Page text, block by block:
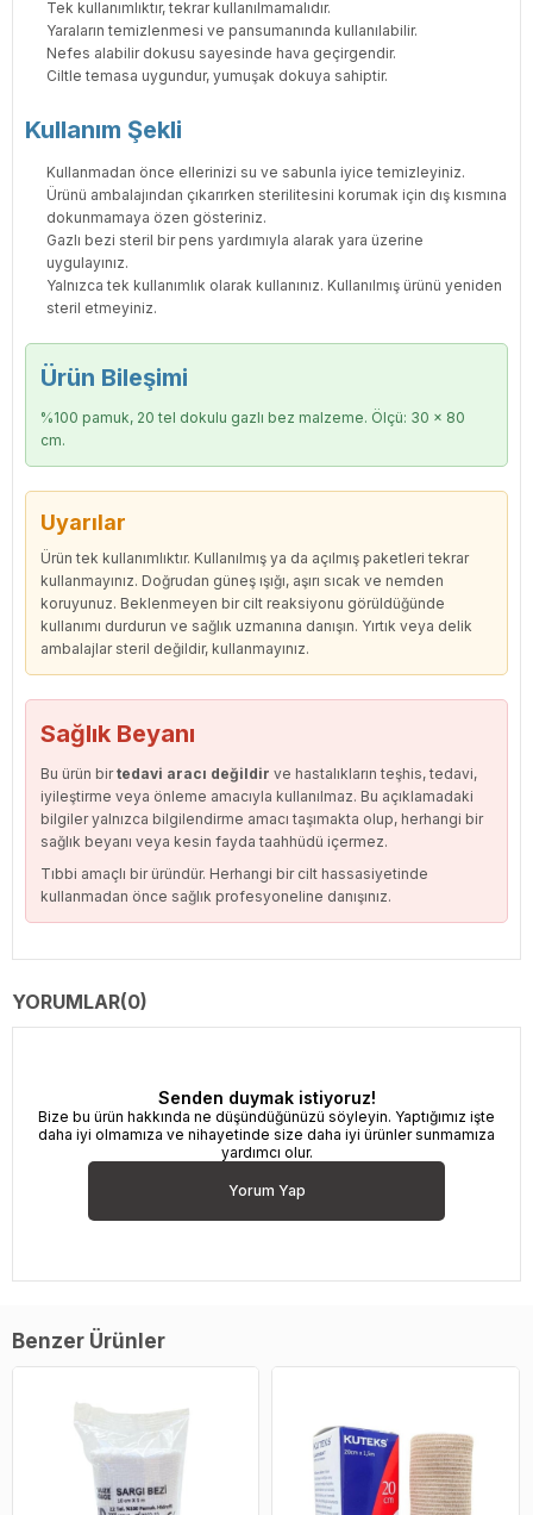
Tek kullanımlıktır, tekrar kullanılmamalıdır.
Yaraların temizlenmesi ve pansumanında kullanılabilir.
Nefes alabilir dokusu sayesinde hava geçirgendir.
Ciltle temasa uygundur, yumuşak dokuya sahiptir.
Kullanım Şekli
Kullanmadan önce ellerinizi su ve sabunla iyice temizleyiniz.
Ürünü ambalajından çıkarırken sterilitesini korumak için dış kısmına
dokunmamaya özen gösteriniz.
Gazlı bezi steril bir pens yardımıyla alarak yara üzerine
uygulayınız.
Yalnızca tek kullanımlık olarak kullanınız. Kullanılmış ürünü yeniden
steril etmeyiniz.
Ürün Bileşimi
%100 pamuk, 20 tel dokulu gazlı bez malzeme. Ölçü: 30 x 80
cm.
Uyarılar
Ürün tek kullanımlıktır. Kullanılmış ya da açılmış paketleri tekrar
kullanmayınız. Doğrudan güneş ışığı, aşırı sıcak ve nemden
koruyunuz. Beklenmeyen bir cilt reaksiyonu görüldüğünde
kullanımı durdurun ve sağlık uzmanına danışın. Yırtık veya delik
ambalajlar steril değildir, kullanmayınız.
Sağlık Beyanı
Bu ürün birtedavi aracı değildir ve hastalıkların teşhis, tedavi,
iyileştirme veya önleme amacıyla kullanılmaz. Bu açıklamadaki
bilgiler yalnızca bilgilendirme amacı taşımakta olup, herhangi bir
sağlık beyanı veya kesin fayda taahhüdü içermez.
Tıbbi amaçlı bir üründür. Herhangi bir cilt hassasiyetinde
kullanmadan önce sağlık profesyoneline danışınız.
YORUMLAR(0)
Senden duymak istiyoruz!
Bize bu ürün hakkında ne düşündüğünüzü söyleyin. Yaptığımız işte
daha iyi olmamıza ve nihayetinde size daha iyi ürünler sunmamıza
yardımcı olur.
Yorum Yap
Benzer Ürünler